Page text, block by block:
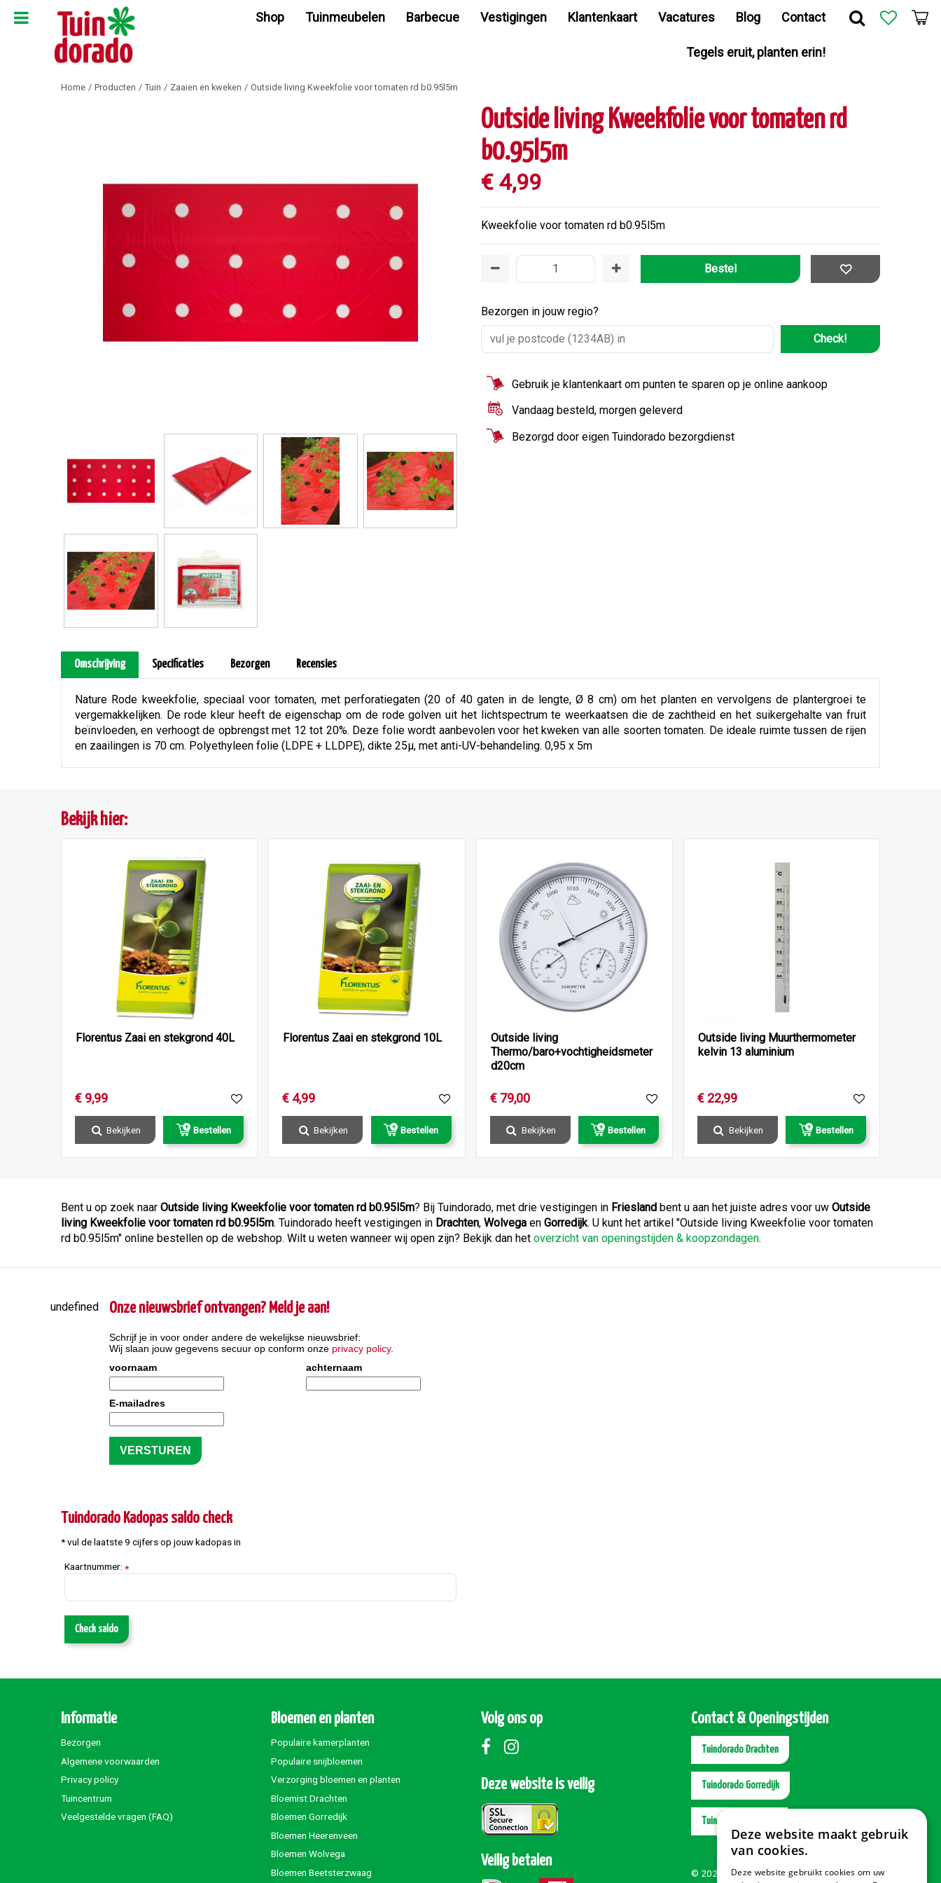
naar
Home Producten Tuin Zaaien en kweken Outside living Kweekfolie voor tomaten rd b0.95l5m
Shop Tuinmeubelen Barbecue Vestigingen Klantenkaart Vacatures Blog Contact
Tegels eruit, planten erin!
Outside living Kweekfolie voor tomaten rd
b0.95l5m
€ 4,99
Kweekfolie voor tomaten rd b0.95l5m
Bezorgen in jouw regio?
Check!
Gebruik je klantenkaart om punten te sparen op je online aankoop
Vandaag besteld, morgen geleverd
Bezorgd door eigen Tuindorado bezorgdienst
Omschrijving Specificaties Bezorgen Recensies
Nature Rode kweekfolie, speciaal voor tomaten, met perforatiegaten (20 of 40 gaten in de lengte, Ø 8 cm) om het planten en vervolgens de plantergroei te
vergemakkelijken. De rode kleur heeft de eigenschap om de rode golven uit het lichtspectrum te weerkaatsen die de zachtheid en het suikergehalte van fruit
beïnvloeden, en verhoogt de opbrengst met 12 tot 20%. Deze folie wordt aanbevolen voor het kweken van alle soorten tomaten. De ideale ruimte tussen de rijen
en zaailingen is 70 cm. Polyethyleen folie (LDPE + LLDPE), dikte 25μ, met anti-UV-behandeling. 0,95 x 5m
Bekijk hier:
Florentus Zaai en stekgrond 40L
€ 9,99
Bekijken Bestellen
Florentus Zaai en stekgrond 10L
€ 4,99
Bekijken Bestellen
Outside living
Thermo/baro+vochtigheidsmeter
d20cm
€ 79,00
Bekijken Bestellen
Outside living Muurthermometer
kelvin 13 aluminium
€ 22,99
Bekijken Bestellen
Bent u op zoek naar Outside living Kweekfolie voor tomaten rd b0.95l5m? Bij Tuindorado, met drie vestigingen in Friesland bent u aan het juiste adres voor uw Outside
living Kweekfolie voor tomaten rd b0.95l5m. Tuindorado heeft vestigingen in Drachten, Wolvega en Gorredijk. U kunt het artikel "Outside living Kweekfolie voor tomaten
rd b0.95l5m" online bestellen op de webshop. Wilt u weten wanneer wij open zijn? Bekijk dan het overzicht van openingstijden & koopzondagen.
undefined Onze nieuwsbrief ontvangen? Meld je aan!
Schrijf je in voor onder andere de wekelijkse nieuwsbrief:
Wij slaan jouw gegevens secuur op conform onze privacy policy.
voornaam
achternaam
E-mailadres
Tuindorado Kadopas saldo check
* vul de laatste 9 cijfers op jouw kadopas in
Kaartnummer: *
Check saldo
Informatie
Bezorgen
Algemene voorwaarden
Privacy policy
Tuincentrum
Veelgestelde vragen (FAQ)
Bloemen en planten
Populaire kamerplanten
Populaire snijbloemen
Verzorging bloemen en planten
Bloemist Drachten
Bloemen Gorredijk
Bloemen Heerenveen
Bloemen Wolvega
Bloemen Beetsterzwaag
Volg ons op
Deze website is veilig
Veilig betalen
Contact & Openingstijden
Tuindorado Drachten
Tuindorado Gorredijk
Tuindorado Wolvega
© 2026 Tuindorado
Deze website maakt gebruik
van cookies.
Deze website gebruikt cookies om uw